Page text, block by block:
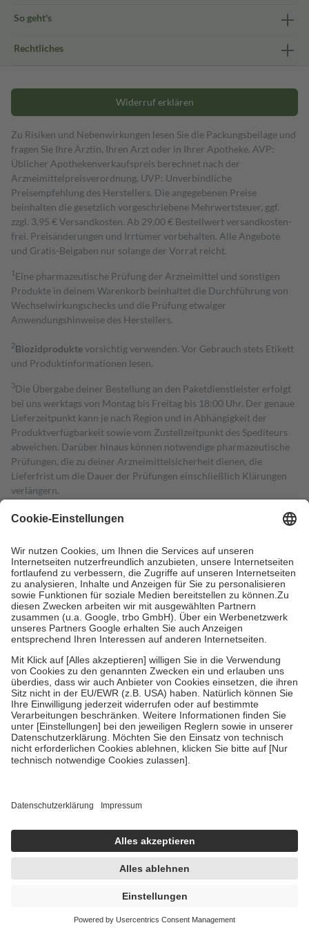
So geht's
Rechtliches
Widerruf erklären
Zu Risiken und Nebenwirkungen lesen Sie die Packungsbeilage und
fragen Sie Ihre Ärztin, Ihren Arzt oder in Ihrer Apotheke. AVP:
Üblicher Apothekenverkaufspreis berechnet nach der
Arzneimittelpreisverordnung. UVP: Unverbindliche
Preisempfehlung des Herstellers. Die angegebenen Preise
beinhalten die gesetzlich vorgeschriebene Mehrwertsteuer, ggf.
zzgl. 3,95 € Versandkosten. Ab 29,00 € Bestell­wert versand­kosten­
frei. Preisänderungen und Irrtümer vorbehalten. Alle Angebote
und Gratis-Beigaben nur solange der Vorrat reicht.
1 Eine pharmazeutische Prüfung der Arzneimittel und sonstigen
Produkte in deinem Warenkorb beinhaltet die Durchführung von
Wechselwirkungschecks und die Prüfung etwaiger
Anwendungshinweise des Herstellers.
2Biozidproduktevorsichtig verwenden. Vor Gebrauch stets Etikett
und Produktinformationen lesen.
3Die Übergabe deiner Bestellung an den Paketdienstleister erfolgt
bei uns werktags von Montag bis Freitag bis 18:00 Uhr. Der genaue
Lieferzeitpunkt kann je nach Region und in Abhängigkeit der
Produktverfügbarkeit sowie vom Zustellzeitpunkt des Spediteurs
abweichen. Darüber hinaus können notwendige pharmazeutische
Prüfungen, die zu deiner Arzneimittelsicherheit dienen, die
Lieferfrist um die Dauer der Prüfungen einschließlich Klärungen
verlängern.
4Für verschreibungspflichtige Medikamente stellt der Arzt ein
gesetzliche Krankenversicherung übernimmt in der Regel die
Kosten dafür, der Versicherte trägt einen Teil davon als Zuzahlung
mit.
Grundsätzlich leisten Mitglieder Zuzahlungen in Höhe von zehn
Prozent des Abgabepreises,mindestensjedochfünf Euro
höchstens zehn Euro.Es sind jedoch nie mehr als die tatsächlichen
Kosten der Leistung zu entrichten.
Diese Regeln gelten grundsätzlich auch für Online-Apotheken.
Bei Heilmitteln und häuslicher Krankenpflege beträgt die
Zuzahlung zehn Prozent der Kosten sowie zehn Euro je
Verordnung.
Um das Engagement der Versicherten für ihre eigene Gesundheit zu
stärken und die besondere Stellung der Familie zu unterstützen,
fallenkeine Zuzahlungenan bei:
• Kindern und Jugendlichen bis zum vollendeten 18. Lebensjahr
mit Ausnahme der Fahrkosten
• empfohlenen Schutzimpfungen
Wir nutzen Trusted Shops als unabhängigen Dienstleister für die
Einholung von Bewertungen. Trusted Shops hat Maßnahmen
getroffen, um sicherzustellen, dass es sich um echte Bewertungen
https://help.etrusted.com/hc/de/articles/4419944605341